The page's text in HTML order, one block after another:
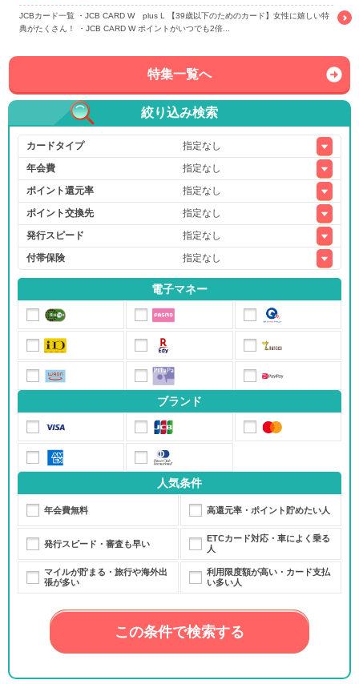
JCBカード一覧 ・JCB CARD W plus L 【39歳以下のためのカード】女性に嬉しい特
典がたくさん！ ・JCB CARD W ポイントがいつでも2倍...
特集一覧へ
絞り込み検索
カードタイプ
年会費
ポイント還元率
ポイント交換先
発行スピード
付帯保険
電子マネー
ブランド
人気条件
年会費無料 高還元率・ポイント貯めたい人
発行スピード・審査も早い
ETCカード対応・車によく乗る
人
マイルが貯まる・旅行や海外出
張が多い
利用限度額が高い・カード支払
い多い人
この条件で検索する